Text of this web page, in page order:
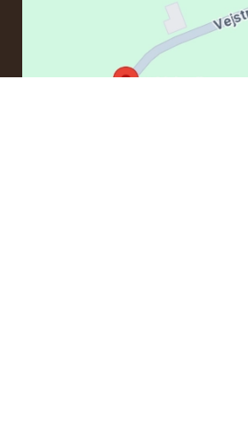
FØLG MED HOS WHISKY.DK
Du kan også blive medlem af vores kundeklub, hvor